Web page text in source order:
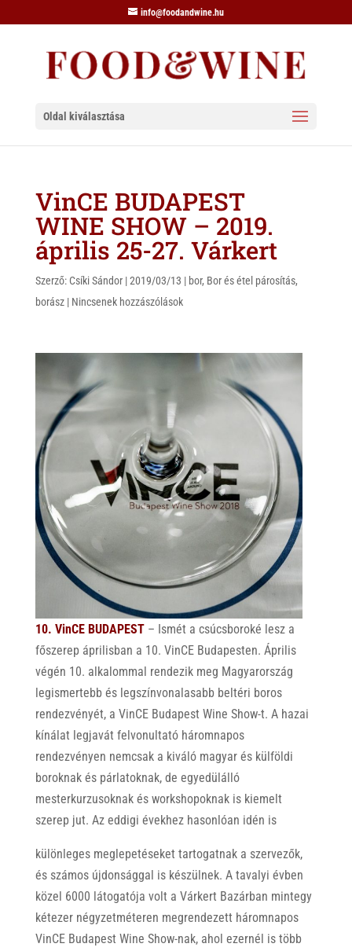
info@foodandwine.hu
Oldal kiválasztása
VinCE BUDAPEST
WINE SHOW – 2019.
április 25-27. Várkert
Szerző: Csíki Sándor|2019/03/13 | bor, Bor és étel párosítás,
borász| Nincsenek hozzászólások
10. VinCE BUDAPEST– Ismét a csúcsboroké lesz a
főszerep áprilisban a 10. VinCE Budapesten. Április
végén 10. alkalommal rendezik meg Magyarország
legismertebb és legszínvonalasabb beltéri boros
rendezvényét, a VinCE Budapest Wine Show-t. A hazai
kínálat legjavát felvonultató háromnapos
rendezvényen nemcsak a kiváló magyar és külföldi
boroknak és párlatoknak, de egyedülálló
mesterkurzusoknak és workshopoknak is kiemelt
szerep jut. Az eddigi évekhez hasonlóan idén is
különleges meglepetéseket tartogatnak a szervezők,
és számos újdonsággal is készülnek. A tavalyi évben
közel 6000 látogatója volt a Várkert Bazárban mintegy
kétezer négyzetméteren megrendezett háromnapos
VinCE Budapest Wine Show-nak, ahol ezernél is több